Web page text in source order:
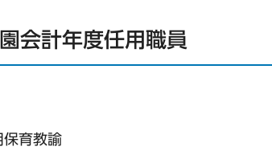
会計年度任用職員
保育教諭